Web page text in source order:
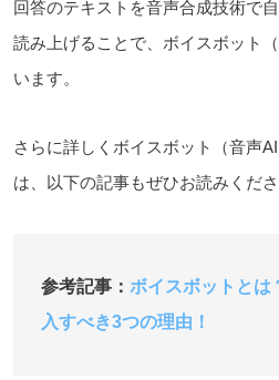
回答のテキストを音声合成技術で
読み上げることで、ボイスボット
います。
さらに詳しくボイスボット（音声
は、以下の記事もぜひお読みくださ
参考記事： ボイスボットとは
入すべき3つの理由！